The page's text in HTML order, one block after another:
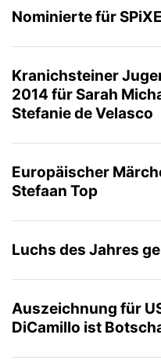
Nominierte für
Kranichsteiner
2014 für Sarah
Stefanie de Velasco
Europäischer
Stefaan Top
Luchs des Jahres
Auszeichnung für
DiCamillo ist